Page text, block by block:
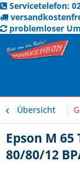
Servicetelefon:
problemloser
Übersicht
Epson M
80/80/12